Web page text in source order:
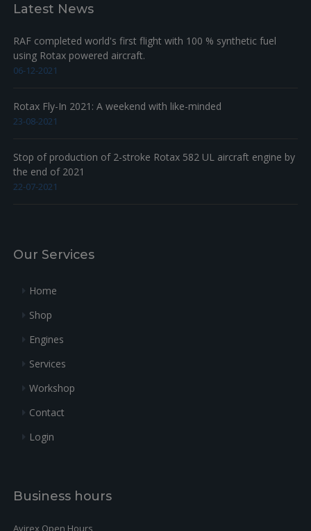
Latest News
RAF completed world's first flight with 100 % synthetic fuel
using Rotax powered aircraft.
06-12-2021
Rotax Fly-In 2021: A weekend with like-minded
23-08-2021
Stop of production of 2-stroke Rotax 582 UL aircraft engine by
the end of 2021
22-07-2021
Our Services
Home
Shop
Engines
Services
Workshop
Contact
Login
Business hours
Avirex Open Hours